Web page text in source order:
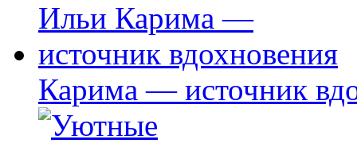
Карима — источник